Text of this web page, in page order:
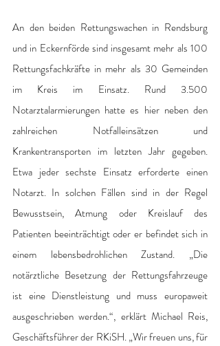
An den beiden Rettungswachen in Rendsburg
und in Eckernförde sind insgesamt mehr als 100
Rettungsfachkräfte in mehr als 30 Gemeinden
im Kreis im Einsatz. Rund 3.500
Notarztalarmierungen hatte es hier neben den
zahlreichen Notfalleinsätzen und
Krankentransporten im letzten Jahr gegeben.
Etwa jeder sechste Einsatz erforderte einen
Notarzt. In solchen Fällen sind in der Regel
Bewusstsein, Atmung oder Kreislauf des
Patienten beeinträchtigt oder er befindet sich in
einem lebensbedrohlichen Zustand. „Die
notärztliche Besetzung der Rettungsfahrzeuge
ist eine Dienstleistung und muss europaweit
ausgeschrieben werden.“, erklärt Michael Reis,
Geschäftsführer der RKiSH. „Wir freuen uns, für